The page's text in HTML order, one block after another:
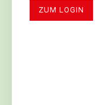
ZUM LOGIN